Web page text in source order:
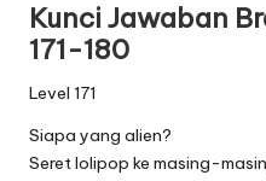
Kunci Jawaban
171-180
Level 171
Siapa yang alien?
Seret lolipop ke masing-